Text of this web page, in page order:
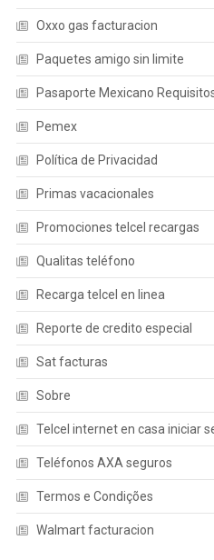
Oxxo gas facturacion
Paquetes amigo sin limite
Pasaporte Mexicano
Pemex
Política de Privacidad
Primas vacacionales
Promociones telcel recargas
Qualitas teléfono
Recarga telcel en linea
Reporte de credito especial
Sat facturas
Sobre
Telcel internet en casa iniciar
Teléfonos AXA seguros
Termos e Condições
Walmart facturacion